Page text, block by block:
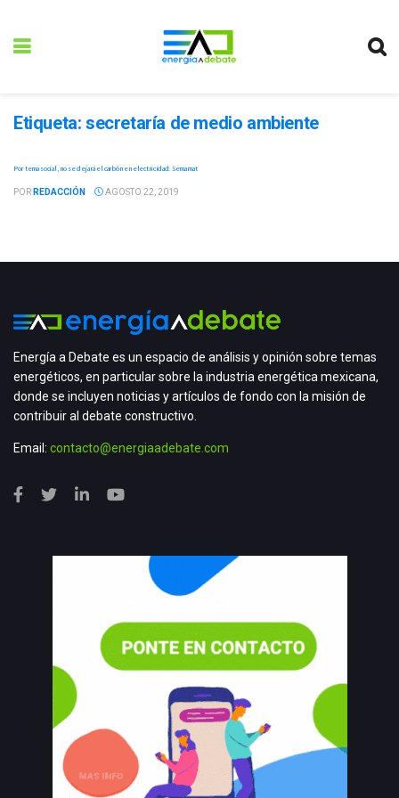
Etiqueta: secretaría de medio ambiente
Por tema social, no se dejará el carbón en electricidad: Semarnat
POR REDACCIÓN AGOSTO 22, 2019
Energía a Debate es un espacio de análisis y opinión sobre temas
energéticos, en particular sobre la industria energética mexicana,
donde se incluyen noticias y artículos de fondo con la misión de
contribuir al debate constructivo.
Email: contacto@energiaadebate.com